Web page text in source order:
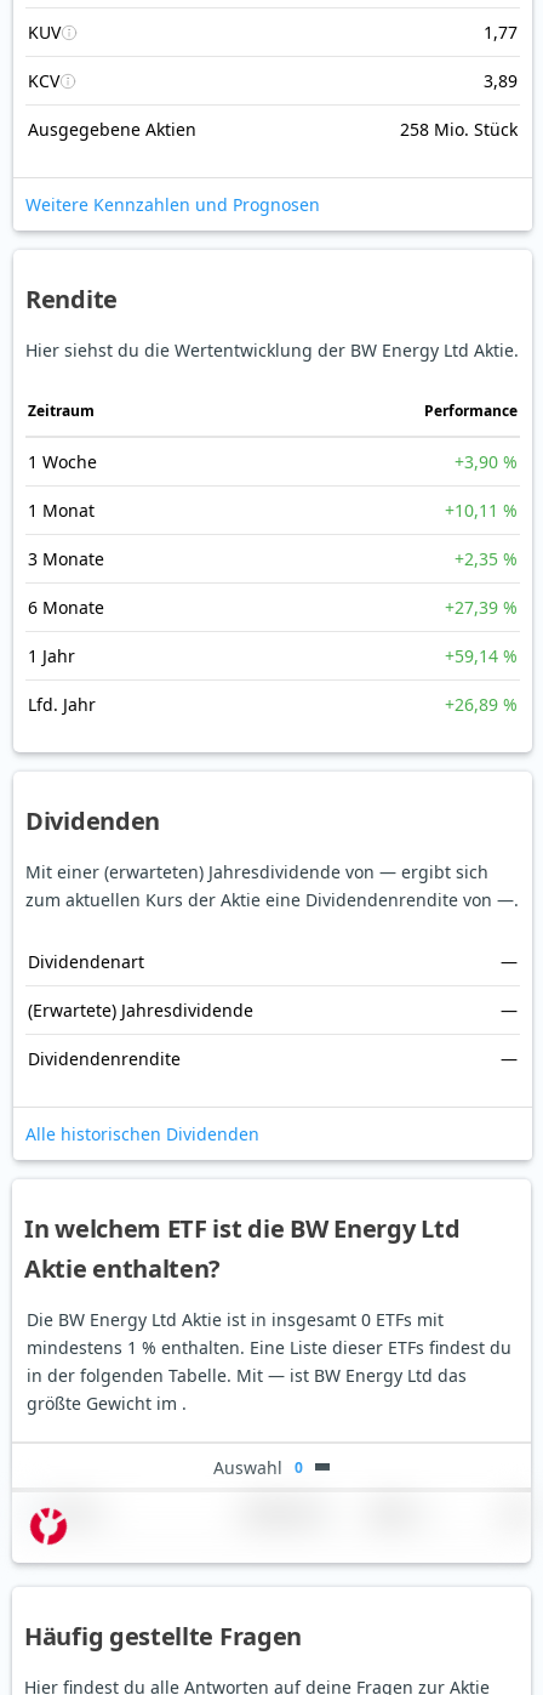
KUV 1,77
KCV 3,89
Ausgegebene Aktien 258 Mio. Stück
Weitere Kennzahlen und Prognosen
Rendite
Hier siehst du die Wertentwicklung der BW Energy Ltd Aktie.
Zeitraum Perfor­mance
1 Woche +3,90 %
1 Monat +10,11 %
3 Monate +2,35 %
6 Monate +27,39 %
1 Jahr +59,14 %
Lfd. Jahr +26,89 %
Dividenden
Mit einer (erwarteten) Jahresdividende von — ergibt sich
zum aktuellen Kurs der Aktie eine Dividendenrendite von —.
Dividendenart —
(Erwartete) Jahresdividende —
Dividendenrendite —
Alle historischen Dividenden
In welchem ETF ist die BW Energy Ltd
Aktie enthalten?
Die BW Energy Ltd Aktie ist in insgesamt 0 ETFs mit
mindestens 1 % enthalten. Eine Liste dieser ETFs findest du
in der folgenden Tabelle. Mit — ist BW Energy Ltd das
größte Gewicht im .
Auswahl 0
Name
Häufig gestellte Fragen
Hier findest du alle Antworten auf deine Fragen zur Aktie